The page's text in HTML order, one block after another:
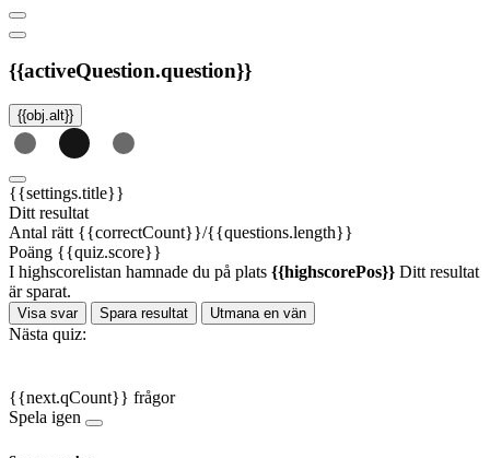
{{activeQuestion.question}}
{{obj.alt}}
{{settings.title}}
Ditt resultat
Antal rätt {{correctCount}}/{{questions.length}}
Poäng {{quiz.score}}
I highscorelistan hamnade du på plats {{highscorePos}} Ditt resultat
är sparat.
Visa svar Spara resultat Utmana en vän
Nästa quiz:
{{next.qCount}} frågor
Spela igen